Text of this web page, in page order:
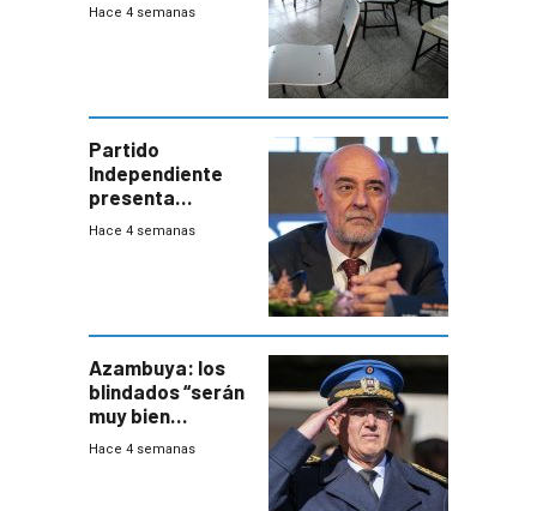
Hace 4 semanas
Partido
Independiente
presenta
demanda civil
Hace 4 semanas
Azambuya: los
blindados “serán
muy bien
recibidos” por los
Hace 4 semanas